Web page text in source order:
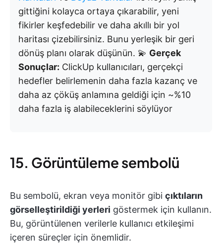
gittiğini kolayca ortaya çıkarabilir, yeni
fikirler keşfedebilir ve daha akıllı bir yol
haritası çizebilirsiniz. Bunu yerleşik bir geri
dönüş planı olarak düşünün. 💫 Gerçek
Sonuçlar: ClickUp kullanıcıları, gerçekçi
hedefler belirlemenin daha fazla kazanç ve
daha az çöküş anlamına geldiği için ~%10
daha fazla iş alabileceklerini söylüyor
15. Görüntüleme sembolü
Bu sembolü, ekran veya monitör gibi çıktıların
görselleştirildiği yerleri göstermek için kullanın.
Bu, görüntülenen verilerle kullanıcı etkileşimi
içeren süreçler için önemlidir.